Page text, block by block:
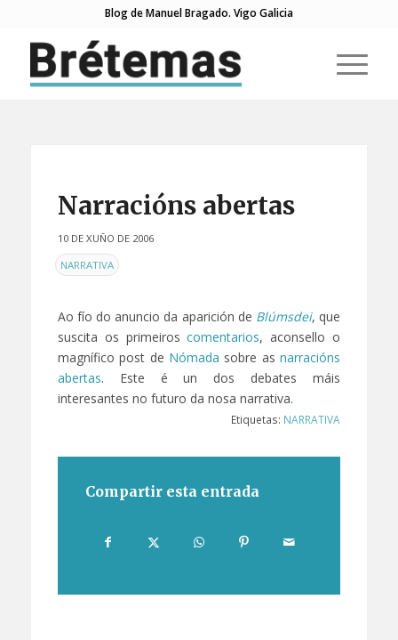
Blog de Manuel Bragado. Vigo Galicia
Narracións abertas
10 DE XUÑO DE 2006
ENNARRATIVA
Ao fío do anuncio da aparición de Blúmsdei, que
suscita os primeiroscomentarios, aconsello o
magnífico post de Nómada sobre asnarracións
abertas. Este é un dos debates máis
interesantes no futuro da nosa narrativa.
Etiquetas: NARRATIVA
Compartir esta entrada